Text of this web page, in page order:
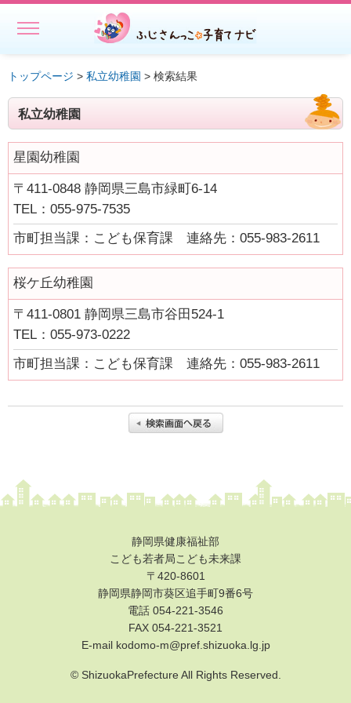
ホーム
初めての方へ
ファミリー・サポート・センター事業一覧
出張託児サービス一覧
★授乳スペースで搾乳ができる旨の表示にご協力ください－静岡
県
相談する・仲間をつくる
遊ぶ・学ぶ
健康・医療
支援・助成
集について（募集締切：11/12）
0歳から就学前
トップページ > 私立幼稚園 > 検索結果
私立幼稚園
星園幼稚園
〒411-0848 静岡県三島市緑町6-14
TEL：055-975-7535
市町担当課：こども保育課 連絡先：055-983-2611
桜ケ丘幼稚園
〒411-0801 静岡県三島市谷田524-1
TEL：055-973-0222
市町担当課：こども保育課 連絡先：055-983-2611
静岡県健康福祉部
こども若者局こども未来課
〒420-8601
静岡県静岡市葵区追手町9番6号
電話 054-221-3546
FAX 054-221-3521
E-mail kodomo-m@pref.shizuoka.lg.jp
© ShizuokaPrefecture All Rights Reserved.